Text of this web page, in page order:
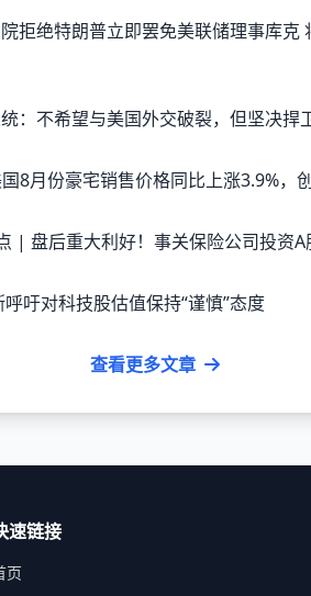
：不希望与美国外交破裂，但坚决捍
8月份豪宅销售价格同比上涨3.9%，
| 盘后重大利好！事关保险公司投资A
呼吁对科技股估值保持“谨慎”态度
查看更多文章
速链接
页